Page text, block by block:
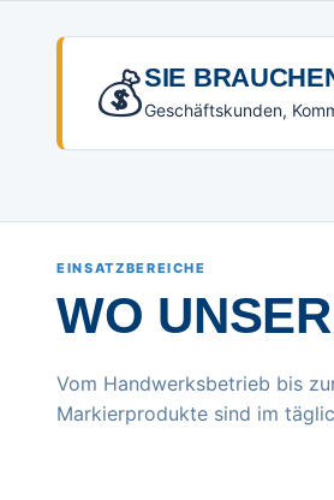
💰SIE
Geschäftskunden,
EINSATZBEREICHE
WO
Vom Handwerksbetrieb bis
Markierprodukte sind im